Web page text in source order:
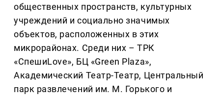
общественных пространств, культурных
учреждений и социально значимых
объектов, расположенных в этих
микрорайонах. Среди них – ТРК
«СпешиLove», БЦ «Green Plaza»,
Академический Театр-Театр, Центральный
парк развлечений им. М. Горького и